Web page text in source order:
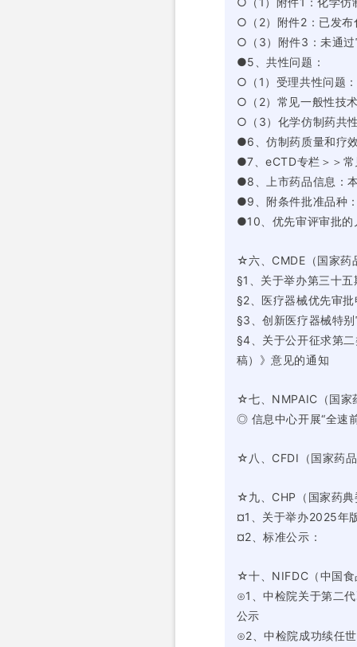
○（2）附件2：已发布
○（3）附件3：未通过
●5、共性问题：
○（1）受理共性问题
○（2）常见一般性技
○（3）化学仿制药共
●6、仿制药质量和疗
●7、eCTD专栏＞＞
●8、上市药品信息：
●9、附条件批准品种
●10、优先审评审批的
☆六、CMDE（国家药
§1、关于举办第三十
§2、医疗器械优先审
§3、创新医疗器械特
§4、关于公开征求第
稿）》意见的通知
☆七、NMPAIC（国家
◎ 信息中心开展“全速
☆八、CFDI（国家药
☆九、CHP（国家药典
¤1、关于举办2025年
¤2、标准公示：
☆十、NIFDC（中国食
⊙1、中检院关于第二
公示
⊙2、中检院成功续任